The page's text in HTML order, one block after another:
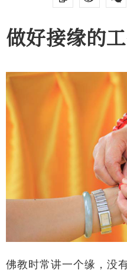
做好接缘的
佛教时常讲一个缘，没